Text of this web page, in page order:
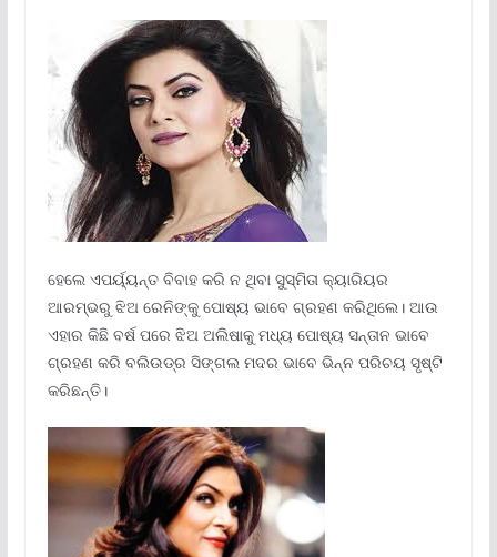
ହେଲେ ଏପର୍ୟ୍ୟନ୍ତ ବିବାହ କରି ନ ଥିବା ସୁସ୍ମିତା କ୍ୟାରିୟର
ଆରମ୍ଭରୁ ଝିଅ ରେନିଙ୍କୁ ପୋଷ୍ୟ ଭାବେ ଗ୍ରହଣ କରିଥିଲେ। ଆଉ
ଏହାର କିଛି ବର୍ଷ ପରେ ଝିଅ ଅଲିଷାକୁ ମଧ୍ୟ ପୋଷ୍ୟ ସନ୍ତାନ ଭାବେ
ଗ୍ରହଣ କରି ବଲିଉଡ୍ର ସିଙ୍ଗଲ ମଦର ଭାବେ ଭିନ୍ନ ପରିଚୟ ସୃଷ୍ଟି
କରିଛନ୍ତି।